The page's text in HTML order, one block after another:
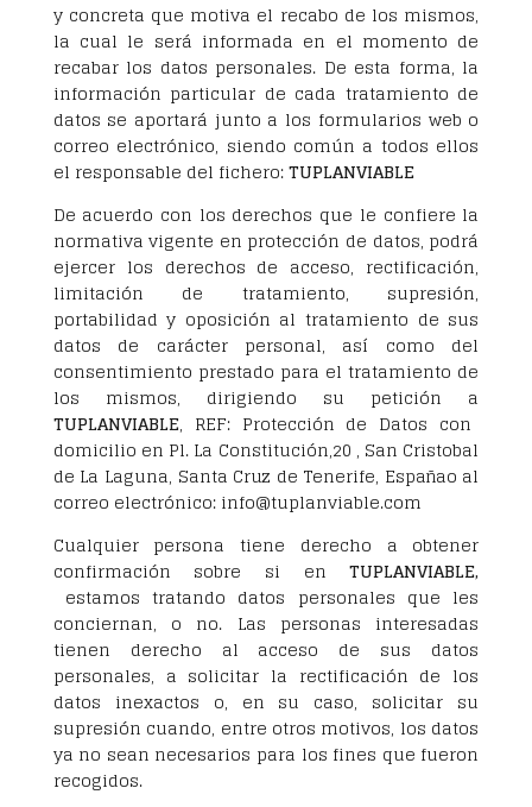
y concreta que motiva el recabo de los mismos,
la cual le será informada en el momento de
recabar los datos personales. De esta forma, la
información particular de cada tratamiento de
datos se aportará junto a los formularios web o
correo electrónico, siendo común a todos ellos
el responsable del fichero:TUPLANVIABLE
De acuerdo con los derechos que le confiere la
normativa vigente en protección de datos, podrá
ejercer los derechos de acceso, rectificación,
limitación de tratamiento, supresión,
portabilidad y oposición al tratamiento de sus
datos de carácter personal, así como del
consentimiento prestado para el tratamiento de
los mismos, dirigiendo su petición a
TUPLANVIABLE, REF: Protección de Datos con
domicilio en Pl. La Constitución,20 , San Cristobal
de La Laguna, Santa Cruz de Tenerife, Españao al
correo electrónico: info@tuplanviable.com
Cualquier persona tiene derecho a obtener
confirmación sobre si enTUPLANVIABLE,
estamos tratando datos personales que les
conciernan, o no. Las personas interesadas
tienen derecho al acceso de sus datos
personales, a solicitar la rectificación de los
datos inexactos o, en su caso, solicitar su
supresión cuando, entre otros motivos, los datos
ya no sean necesarios para los fines que fueron
recogidos.